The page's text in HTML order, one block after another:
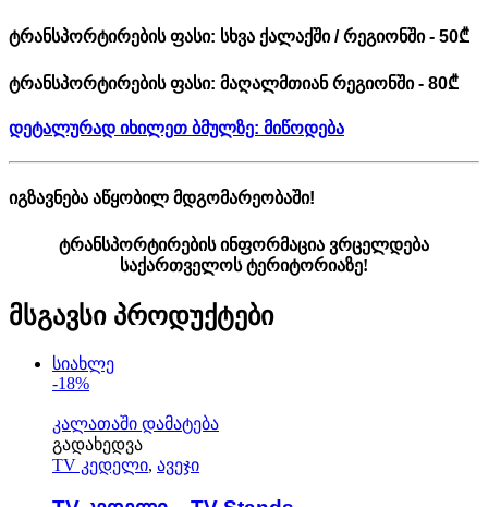
ტრანსპორტირების ფასი: სხვა ქალაქში / რეგიონში - 50₾
ტრანსპორტირების ფასი: მაღალმთიან რეგიონში - 80₾
დეტალურად იხილეთ ბმულზე: მიწოდება
იგზავნება აწყობილ მდგომარეობაში!
ტრანსპორტირების ინფორმაცია ვრცელდება
საქართველოს ტერიტორიაზე!
მსგავსი პროდუქტები
სიახლე
-18%
კალათაში დამატება
გადახედვა
TV კედელი, ავეჯი